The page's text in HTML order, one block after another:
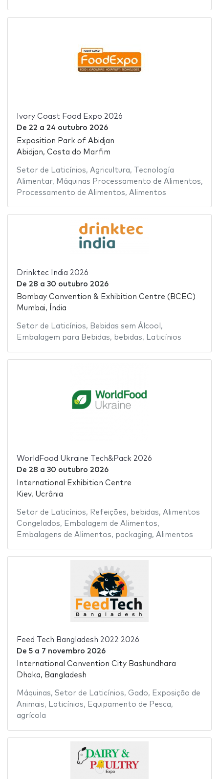
Ivory Coast Food Expo 2026
De 22 a 24 outubro 2026
Exposition Park of Abidjan
Abidjan, Costa do Marfim
Setor de Laticínios, Agricultura,
Tecnología
Alimentar, Máquinas Processamento de Alimentos,
Processamento de Alimentos, Alimentos
Drinktec India 2026
De 28 a 30 outubro 2026
Bombay Convention & Exhibition Centre (BCEC)
Mumbai, Índia
Setor de Laticínios, Bebidas sem Álcool ,
Embalagem para Bebidas, bebidas, Laticínios
WorldFood Ukraine Tech&Pack 2026
De 28 a 30 outubro 2026
International Exhibition Centre
Kiev, Ucrânia
Setor de Laticínios, Refeições, bebidas, Alimentos
Congelados, Embalagem de Alimentos,
Embalagens de Alimentos, packaging, Alimentos
Feed Tech Bangladesh 2022 2026
De 5a 7 novembro 2026
International Convention City Bashundhara
Dhaka, Bangladesh
Máquinas, Setor de Laticínios, Gado, Exposição de
Animais, Laticínios, Equipamento de Pesca,
agrícola